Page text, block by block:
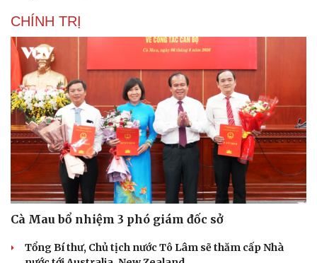
CHÍNH TRỊ
Cà Mau bổ nhiệm 3 phó giám đốc sở
Tổng Bí thư, Chủ tịch nước Tô Lâm sẽ thăm cấp Nhà